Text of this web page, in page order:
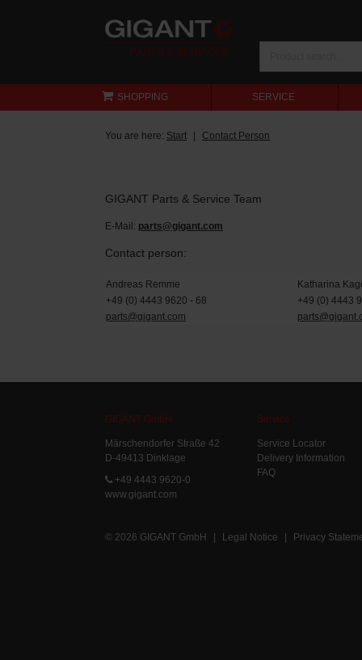
SHOPPING SERVICE
You are here: Start Contact Person
GIGANT Parts & Service Team
E-Mail: parts@gigant.com
Contact person:
Andreas Remme
Katharina
+49 (0) 4443 9620 - 68
+49 (0) 4443
parts@gigant.com
GIGANT GmbH
Märschendorfer Straße 42
D-49413 Dinklage
+49 4443 9620-0
www.gigant.com
Service
Service Locator
Delivery Information
FAQ
© 2026 GIGANT GmbH | Legal Notice | Privacy